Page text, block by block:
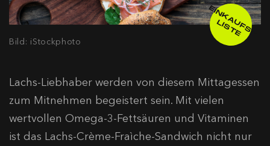
Bild: iStockphoto
E
IN
K
A
U
F
S
-
L
IS
T
E
Lachs-Liebhaber werden von diesem Mittagessen
zum Mitnehmen begeistert sein. Mit vielen
wertvollen Omega-3-Fettsäuren und Vitaminen
ist das Lachs-Crème-Fraìche-Sandwich nicht nur